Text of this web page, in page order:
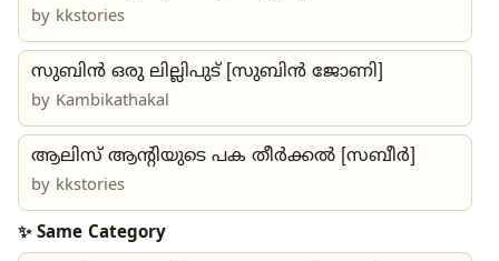
by kkstories
സുബിൻ ഒരു ലില്ലിപുട് [സുബിൻ ജോണി]
by Kambikathakal
ആലിസ് ആന്റിയുടെ പക തീർക്കൽ [സബീർ]
by kkstories
✨ Same Category